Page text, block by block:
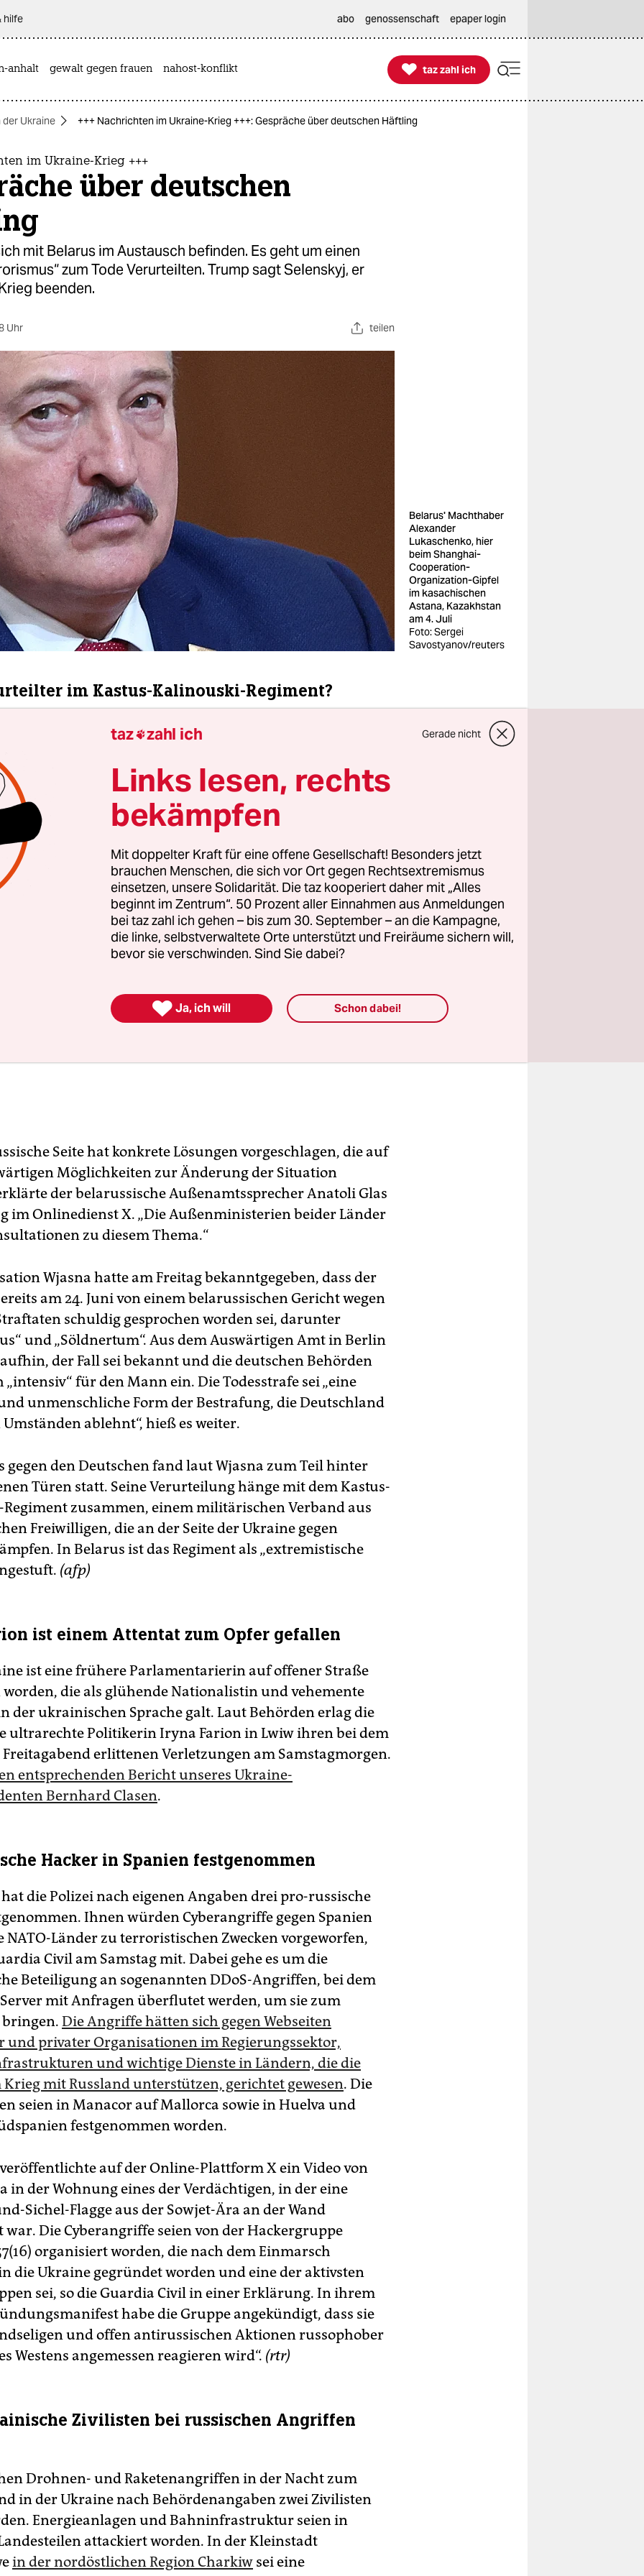
hilfe abo genossenschaft epaper login
anhalt gewalt gegen frauen nahost-konflikt 
taz zahl ich
taz zahl ich
der Ukraine +++ Nachrichten im Ukraine-Krieg +++: Gespräche über deutschen Häftling
im Ukraine-Krieg +++
über deutschen
mit Belarus im Austausch befinden. Es geht um einen
zum Tode Verurteilten. Trump sagt Selenskyj, er
beenden.
Uhr teilen
Belarus' Machthaber
Alexander
Lukaschenko, hier
beim Shanghai-
Cooperation-
Organization-Gipfel
im kasachischen
Astana, Kazakhstan
am 4. Juli
Foto: Sergei
Savostyanov/reuters
im Kastus-Kalinouski-Regiment?
Todesstrafen-Urteil gegen einen Deutschen in Belarus
Minsk
Dabei würden „konkrete Lösungen“ gesucht,
das belarussische Außenministerium mit. In dem
um einen 30-jährigen Deutschen, der nach Angaben der
Menschenrechtsorganisation Wjasna wegen
und „Söldnertum“ zum Tode verurteilt wurde.
Seite hat konkrete Lösungen vorgeschlagen, die auf
Möglichkeiten zur Änderung der Situation
der belarussische Außenamtssprecher Anatoli Glas
im Onlinedienst X. „Die Außenministerien beider Länder
zu diesem Thema.“
Wjasna hatte am Freitag bekanntgegeben, dass der
am 24. Juni von einem belarussischen Gericht wegen
schuldig gesprochen worden sei, darunter
und „Söldnertum“. Aus dem Auswärtigen Amt in Berlin
der Fall sei bekannt und die deutschen Behörden
„intensiv“ für den Mann ein. Die Todesstrafe sei „eine
unmenschliche Form der Bestrafung, die Deutschland
ablehnt“, hieß es weiter.
gegen den Deutschen fand laut Wjasna zum Teil hinter
Türen statt. Seine Verurteilung hänge mit dem Kastus-
zusammen, einem militärischen Verband aus
Freiwilligen, die an der Seite der Ukraine gegen
In Belarus ist das Regiment als „extremistische
(afp)
ist einem Attentat zum Opfer gefallen
ist eine frühere Parlamentarierin auf offener Straße
worden, die als glühende Nationalistin und vehemente
der ukrainischen Sprache galt. Laut Behörden erlag die
ultrarechte Politikerin Iryna Farion in Lwiw ihren bei dem
erlittenen Verletzungen am Samstagmorgen.
entsprechenden Bericht unseres Ukraine-
Bernhard Clasen.
Hacker in Spanien festgenommen
die Polizei nach eigenen Angaben drei pro-russische
Ihnen würden Cyberangriffe gegen Spanien
NATO-Länder zu terroristischen Zwecken vorgeworfen,
Civil am Samstag mit. Dabei gehe es um die
Beteiligung an sogenannten DDoS-Angriffen, bei dem
mit Anfragen überflutet werden, um sie zum
Die Angriffe hätten sich gegen Webseiten
und privater Organisationen im Regierungssektor,
und wichtige Dienste in Ländern, die die
mit Russland unterstützen, gerichtet gewesen. Die
seien in Manacor auf Mallorca sowie in Huelva und
festgenommen worden.
auf der Online-Plattform X ein Video von
in der Wohnung eines der Verdächtigen, in der eine
Sichel-Flagge aus der Sowjet-Ära an der Wand
war. Die Cyberangriffe seien von der Hackergruppe
organisiert worden, die nach dem Einmarsch
die Ukraine gegründet worden und eine der aktivsten
sei, so die Guardia Civil in einer Erklärung. In ihrem
habe die Gruppe angekündigt, dass sie
und offen antirussischen Aktionen russophober
Westens angemessen reagieren wird“. (rtr)
Zivilisten bei russischen Angriffen
Drohnen- und Raketenangriffen in der Nacht zum
in der Ukraine nach Behördenangaben zwei Zivilisten
Energieanlagen und Bahninfrastruktur seien in
attackiert worden. In der Kleinstadt
in der nordöstlichen Region Charkiw sei eine
taz zahl ich Gerade nicht
Links lesen, rechts
bekämpfen
Mit doppelter Kraft für eine offene Gesellschaft! Besonders jetzt
brauchen Menschen, die sich vor Ort gegen Rechtsextremismus
einsetzen, unsere Solidarität. Die taz kooperiert daher mit „Alles
beginnt im Zentrum“. 50 Prozent aller Einnahmen aus Anmeldungen
bei taz zahl ich gehen – bis zum 30. September – an die Kampagne,
die linke, selbstverwaltete Orte unterstützt und Freiräume sichern will,
bevor sie verschwinden. Sind Sie dabei?
 Ja, ich will Schon dabei!